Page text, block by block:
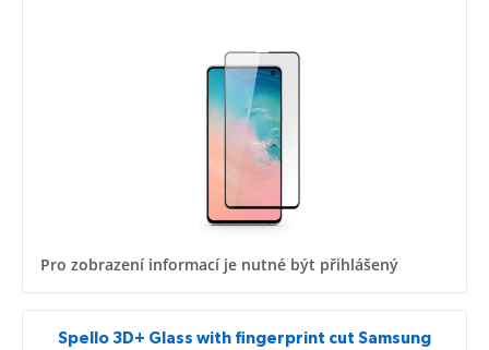
Pro zobrazení informací je nutné být přihlášený
Spello 3D+ Glass with fingerprint cut Samsung